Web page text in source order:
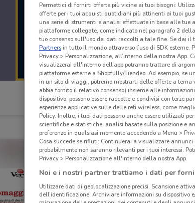
Permettici di fornirti offerte più vicine ai tuoi bisogni:
offerte per i tuoi acquisti quotidiani più attinenti ai tuoi
una serie di strumenti e analisi effettuate in base alle
piattaforme collegate, come indicato nel paragrafo 2
tuo consenso sull'uso dei dati raccolti a tale fine. Se dai il
Partnersin tutto il mondo attraverso l’uso di SDK esterne.
Privacy > Personalizzazione, all’interno della nostra App.
visualizzerai all'interno dell’app potranno trattare di
piattaforme esterne a Shopfully/Tiendeo. Ad esempio, se
in un sito di viaggi, potremo mostrarti delle offerte a tema
abbia fornito il relativo consenso) insieme alle
dispositivo, possono essere raccolte e condivisi con terze
esperienze applicative sulle delle reti wireless, come
Policy. Inoltre, i tuoi dati possono anche essere utilizzati
scientifiche e statistiche, analisi basate sulla posizione e
preferenze in qualsiasi momento accedendo a Menu >
Cosa succede se rifiuti: Continuerai a visualizzare
probabilmente non saranno rilevanti per i tuoi interessi.
Privacy > Personalizzazione all'interno della nostra App.
Noi e i nostri partner trattiamo i dati per
Utilizzare dati di geolocalizzazione precisi. Scansione
dell’identificazione. Archiviare informazioni su dispositivo